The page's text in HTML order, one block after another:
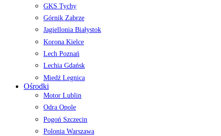
GKS Tychy
Górnik Zabrze
Jagiellonia Białystok
Korona Kielce
Lech Poznań
Lechia Gdańsk
Miedź Legnica
Ośrodki
Motor Lublin
Odra Opole
Pogoń Szczecin
Polonia Warszawa